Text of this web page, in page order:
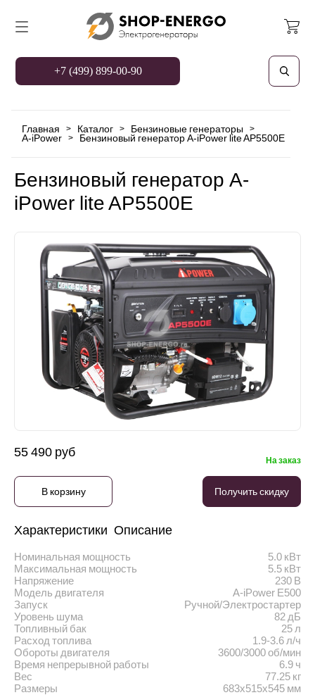
+7 (499) 899-00-90
Главная > Каталог > Бензиновые генераторы >
A-iPower > Бензиновый генератор A-iPower lite AР5500E
Бензиновый генератор A-
iPower lite AР5500E
55 490 руб
На заказ
В корзину Получить скидку
Характеристики Описание
Номинальная мощность
5.0 кВт
Максимальная мощность
5.5 кВт
Напряжение
230 В
Модель двигателя
A-iPower E500
Запуск
Ручной/Электростартер
Уровень шума
82 дБ
Топливный бак
25 л
Расход топлива
1.9-3.6 л/ч
Обороты двигателя
3600/3000 об/мин
Время непрерывной работы
6.9 ч
Вес
77.25 кг
Размеры
683х515х545 мм